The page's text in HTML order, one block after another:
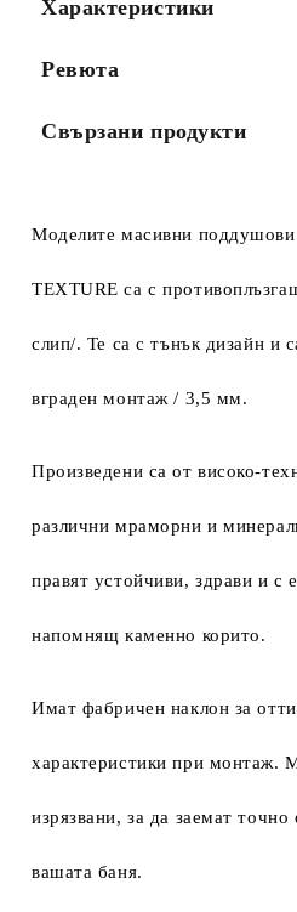
Характеристики
Ревюта
Свързани продукти
Моделите масивни
TEXTURE са с
слип/. Те са с тънък дизайн и
вграден монтаж / 3,5 мм.
Произведени са от високо-
различни мраморни и
правят устойчиви, здрави и с
напомнящ каменно корито.
Имат фабричен наклон за
характеристики при монтаж.
изрязвани, за да заемат
вашата баня.